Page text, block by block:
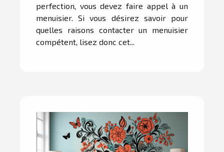
perfection, vous devez faire appel à un
menuisier. Si vous désirez savoir pour
quelles raisons contacter un menuisier
compétent, lisez donc cet...